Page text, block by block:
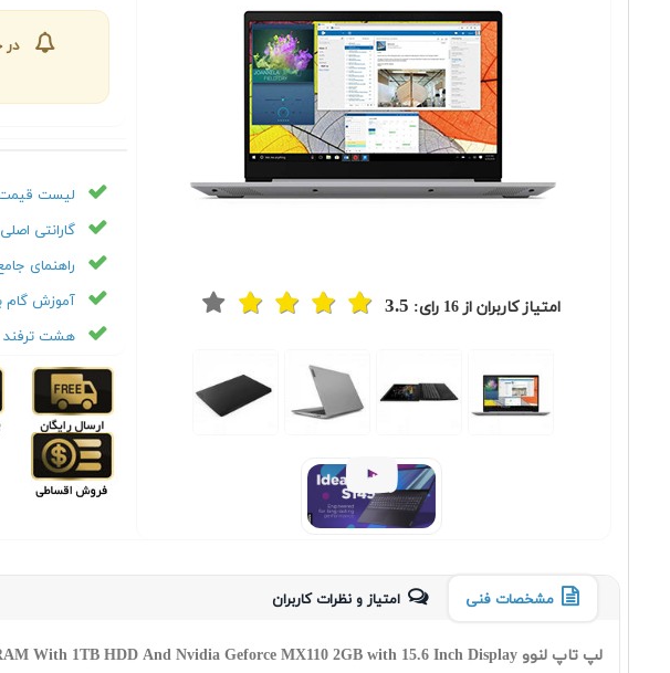
امتیاز کاربران از16 رای: 3.5
در
لیست قیمت
گارانتی
راهنمای
آموزش گام
هشت ترفند
مشخصات فنی امتیاز و نظرات کاربران
لپ تاپ لنوو Lenovo IdeaPad S145 With 1TB HDD And Nvidia Geforce MX110 2GB with 15.6 Inch Display